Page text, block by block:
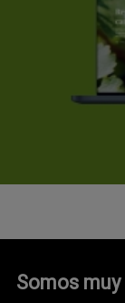
Somos